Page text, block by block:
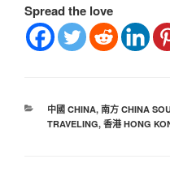
Spread the love
中國 CHINA, 南方 CHINA
TRAVELING, 香港 HONG